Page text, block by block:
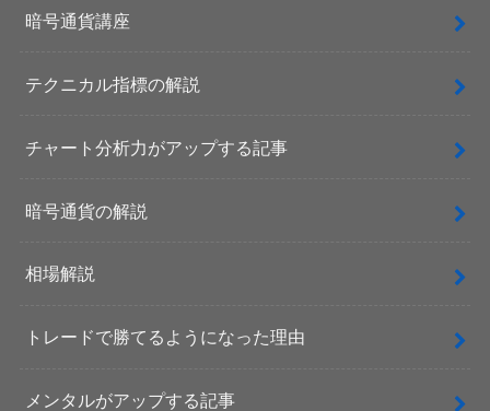
暗号通貨講座
テクニカル指標の解説
チャート分析力がアップする記事
暗号通貨の解説
相場解説
トレードで勝てるようになった理由
メンタルがアップする記事